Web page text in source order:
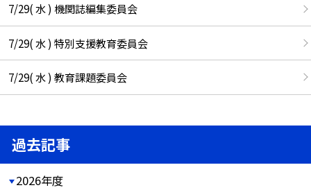
7/29( 水 ) 機関誌編集委員会
7/29( 水 ) 特別支援教育委員会
7/29( 水 ) 教育課題委員会
過去記事
2026年度